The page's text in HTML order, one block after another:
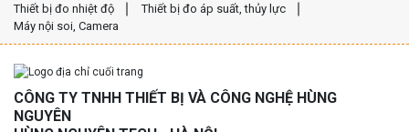
Thiết bị đo nhiệt độ
Thiết bị đo áp suất, thủy lực
Máy nội soi, Camera
CÔNG TY TNHH THIẾT BỊ VÀ CÔNG NGHỆ HÙNG
NGUYÊN